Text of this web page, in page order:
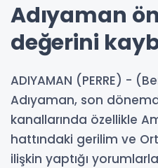
Adıyaman
değerini
ADIYAMAN (PERRE) -
Adıyaman, son
kanallarında özellikle
hattındaki gerilim ve
ilişkin yaptığı